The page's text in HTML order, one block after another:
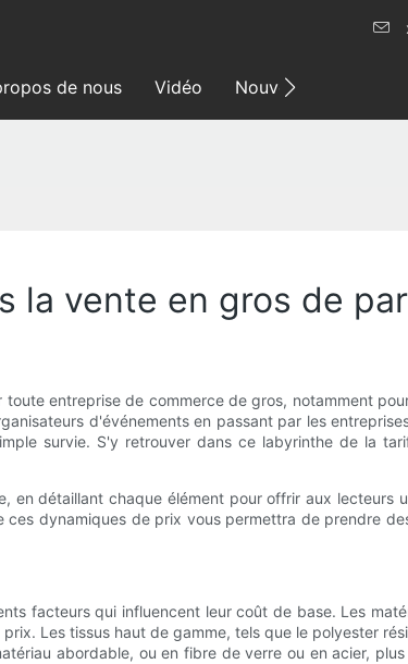
de nous Vidéo Nouvelles
la vente en gros de
entreprise de commerce de gros, notamment
d'événements en passant par les
survie. S'y retrouver dans ce labyrinthe de la
détaillant chaque élément pour offrir aux lecteurs
dynamiques de prix vous permettra de prendre
facteurs qui influencent leur coût de base. Les
Les tissus haut de gamme, tels que le polyester
abordable, ou en fibre de verre ou en acier,